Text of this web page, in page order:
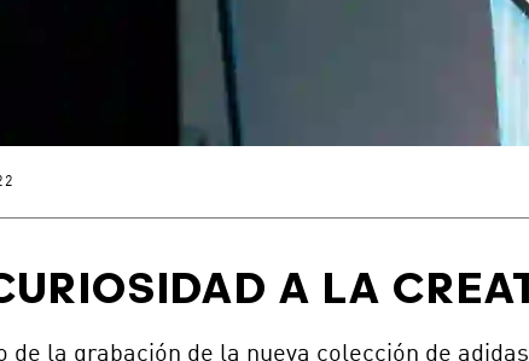
A LA
de la grabación de la nueva colección de